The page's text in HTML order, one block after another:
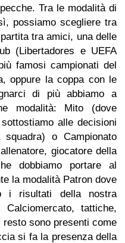
Tra le modalità di
possiamo scegliere tra
tra amici, una delle
(Libertadores e UEFA
famosi campionati del
oppure la coppa con le
di più abbiamo a
modalità: Mito (dove
alle decisioni
o Campionato
giocatore della
dobbiamo portare al
la modalità Patron dove
i risultati della nostra
tattiche,
sono presenti come
si fa la presenza della